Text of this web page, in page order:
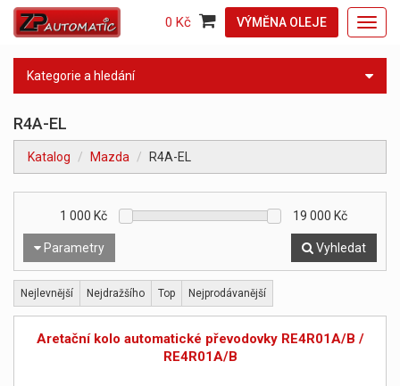
VÝMĚNA OLEJE
0 Kč
Kategorie a hledání
R4A-EL
Katalog Mazda R4A-EL
Parametry
1 000 Kč 19 000 Kč
Vyhledat
Nejlevnější Nejdražšího Top Nejprodávanější
Aretační kolo automatické převodovky RE4R01A/B /
RE4R01A/B